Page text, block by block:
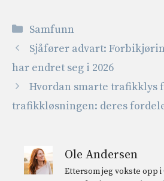
Kategorier
Samfunn
Sjåfører advart:
har endret seg i 2026
Hvordan smarte trafikklys
trafikkløsningen: deres
Ole Andersen
Ettersom jeg vokste opp